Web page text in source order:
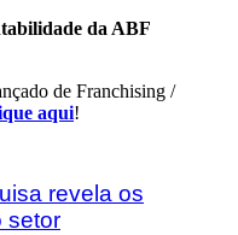
da ABF
de Franchising /
aqui!
revela os
setor